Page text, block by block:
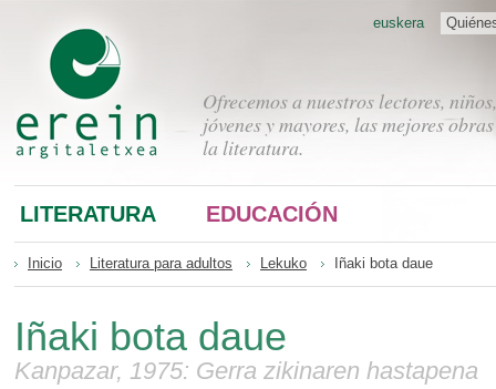
Ofrecemos a nuestros lectores, niños,
jóvenes y mayores, las mejores
la literatura.
euskera
LITERATURA EDUCACIÓN
Inicio Literatura para adultos Lekuko Iñaki bota daue
Iñaki bota daue
Kanpazar, 1975: Gerra zikinaren hastapena